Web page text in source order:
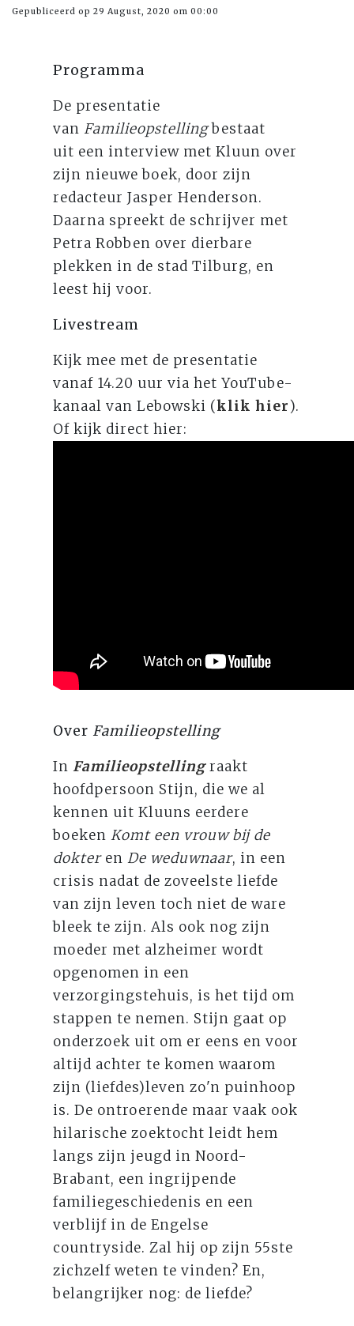
Gepubliceerd op 29 August, 2020 om 00:00
Programma
De presentatie
van Familieopstellingbestaat
uit een interview met Kluun over
zijn nieuwe boek, door zijn
redacteur Jasper Henderson.
Daarna spreekt de schrijver met
Petra Robben over dierbare
plekken in de stad Tilburg, en
leest hij voor.
Livestream
Kijk mee met de presentatie
vanaf 14.20 uur via het YouTube-
kanaal van Lebowski (klik hier).
Of kijk direct hier:
Over Familieopstelling
In Familieopstelling raakt
hoofdpersoon Stijn, die we al
kennen uit Kluuns eerdere
boekenKomt een vrouw bij de
dokterenDe weduwnaar, in een
crisis nadat de zoveelste liefde
van zijn leven toch niet de ware
bleek te zijn. Als ook nog zijn
moeder met alzheimer wordt
opgenomen in een
verzorgingstehuis, is het tijd om
stappen te nemen. Stijn gaat op
onderzoek uit om er eens en voor
altijd achter te komen waarom
zijn (liefdes)leven zo'n puinhoop
is. De ontroerende maar vaak ook
hilarische zoektocht leidt hem
langs zijn jeugd in Noord-
Brabant, een ingrijpende
familiegeschiedenis en een
verblijf in de Engelse
countryside. Zal hij op zijn 55ste
zichzelf weten te vinden? En,
belangrijker nog: de liefde?